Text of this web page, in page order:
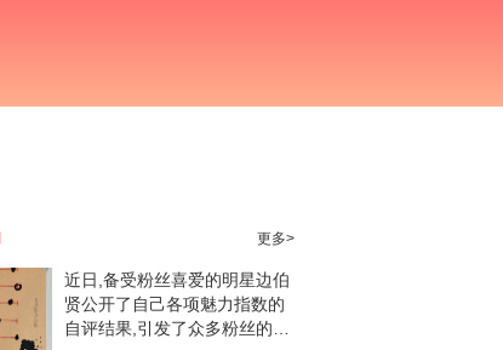
更多>
近日,备受粉丝喜爱的明星边伯
贤公开了自己各项魅力指数的
自评结果,引发了众多粉丝的关